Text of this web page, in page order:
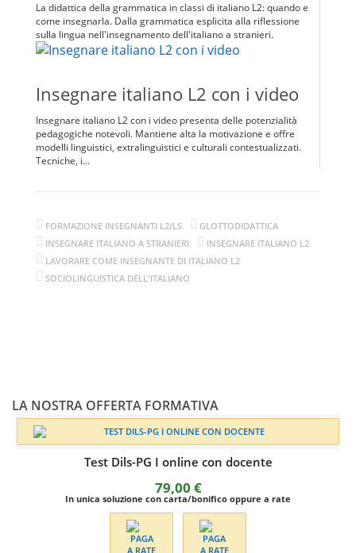
La didattica della grammatica in classi di italiano L2: quando e
come insegnarla. Dalla grammatica esplicita alla riflessione
sulla lingua nell'insegnamento dell'italiano a stranieri.
Insegnare italiano L2 con i video
Insegnare italiano L2 con i video presenta delle potenzialità
pedagogiche notevoli. Mantiene alta la motivazione e offre
modelli linguistici, extralinguistici e culturali contestualizzati.
Tecniche, i...
FORMAZIONE INSEGNANTI L2/LS
GLOTTODIDATTICA
INSEGNARE ITALIANO A STRANIERI
INSEGNARE ITALIANO L2
LAVORARE COME INSEGNANTE DI ITALIANO L2
SOCIOLINGUISTICA DELL'ITALIANO
LA NOSTRA OFFERTA FORMATIVA